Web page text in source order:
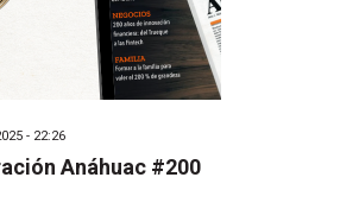
- 22:26
Anáhuac #200